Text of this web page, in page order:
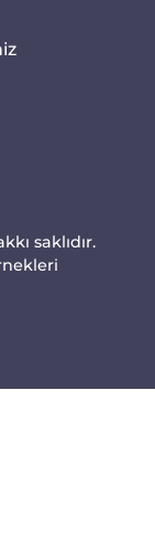
saklıdır.